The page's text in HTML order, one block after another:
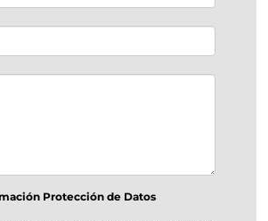
Protección de Datos